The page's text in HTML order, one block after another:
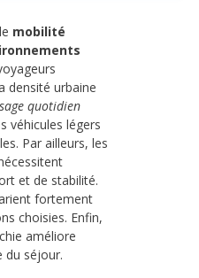
mobilité
densité urbaine
quotidien
véhicules légers
Par ailleurs, les
et de stabilité.
fortement
choisies. Enfin,
améliore
du séjour.